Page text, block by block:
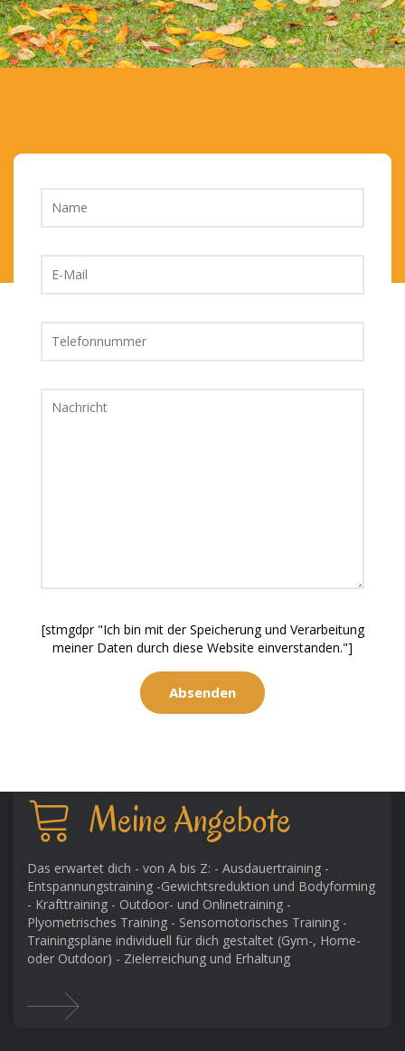
[stmgdpr "Ich bin mit der Speicherung und Verarbeitung
meiner Daten durch diese Website einverstanden."]
Meine Angebote
Das erwartet dich - von A bis Z: - Ausdauertraining -
Entspannungstraining -Gewichtsreduktion und Bodyforming
- Krafttraining - Outdoor- und Onlinetraining -
Plyometrisches Training - Sensomotorisches Training -
Trainingspläne individuell für dich gestaltet (Gym-, Home-
oder Outdoor) - Zielerreichung und Erhaltung